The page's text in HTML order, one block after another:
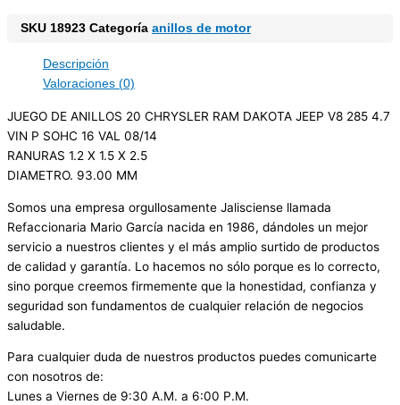
SKU 18923 Categoría anillos de motor
Descripción
Valoraciones (0)
JUEGO DE ANILLOS 20 CHRYSLER RAM DAKOTA JEEP V8 285 4.7
VIN P SOHC 16 VAL 08/14
RANURAS 1.2 X 1.5 X 2.5
DIAMETRO. 93.00 MM
Somos una empresa orgullosamente Jalisciense llamada
Refaccionaria Mario García nacida en 1986, dándoles un mejor
servicio a nuestros clientes y el más amplio surtido de productos
de calidad y garantía. Lo hacemos no sólo porque es lo correcto,
sino porque creemos firmemente que la honestidad, confianza y
seguridad son fundamentos de cualquier relación de negocios
saludable.
Para cualquier duda de nuestros productos puedes comunicarte
con nosotros de:
Lunes a Viernes de 9:30 A.M. a 6:00 P.M.